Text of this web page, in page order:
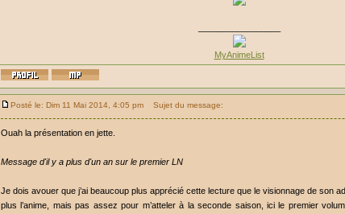
MyAnimeList
Posté le: Dim 11 Mai 2014, 4:05 pm Sujet du message:
Ouah la présentation en jette.
Message d'il y a plus d'un an sur le premier LN
Je dois avouer que j’ai beaucoup plus apprécié cette lecture que le visionnage de son
plus l’anime, mais pas assez pour m’atteler à la seconde saison, ici le premier